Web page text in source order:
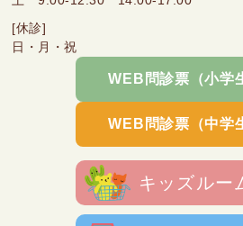
[休診]
日・月・祝
WEB問診票（小学
WEB問診票（中学
キッズルー